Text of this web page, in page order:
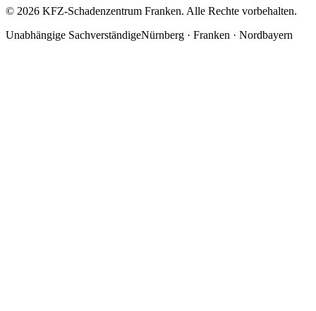
© 2026 KFZ-Schadenzentrum Franken. Alle Rechte vorbehalten.
Unabhängige SachverständigeNürnberg · Franken · Nordbayern